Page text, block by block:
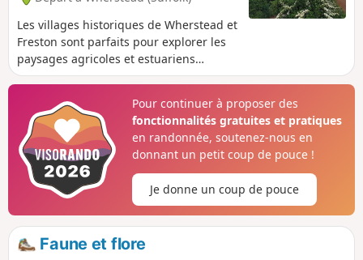
Les villages historiques de Wherstead et
Freston sont parfaits pour explorer les
paysages agricoles et estuariens
uniques de la Suffolk Coast & Heaths
Freston Wood, un site d'intérêt
scientifique particulier (SSSI).
Pour continuer à proposer des
fonctionnalités gratuites et pratiques
en randonnée, soutenez-nous en
donnant un petit coup de pouce !
Je donne un coup de pouce
Faune et flore